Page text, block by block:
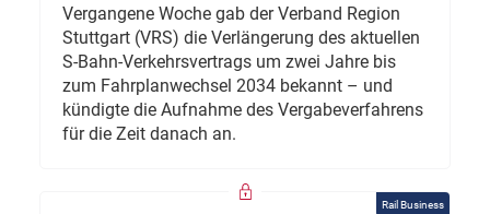
Vergangene Woche gab der Verband Region
Stuttgart (VRS) die Verlängerung des aktuellen
S-Bahn-Verkehrsvertrags um zwei Jahre bis
zum Fahrplanwechsel 2034 bekannt – und
kündigte die Aufnahme des Vergabeverfahrens
für die Zeit danach an.
Rail Business